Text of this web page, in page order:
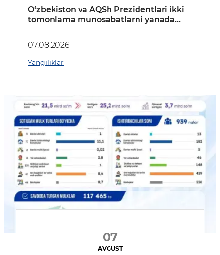
O‘zbekiston va AQSh Prezidentlari ikki
tomonlama munosabatlarni yanada
07.08.2026
Yangiliklar
07
AVGUST